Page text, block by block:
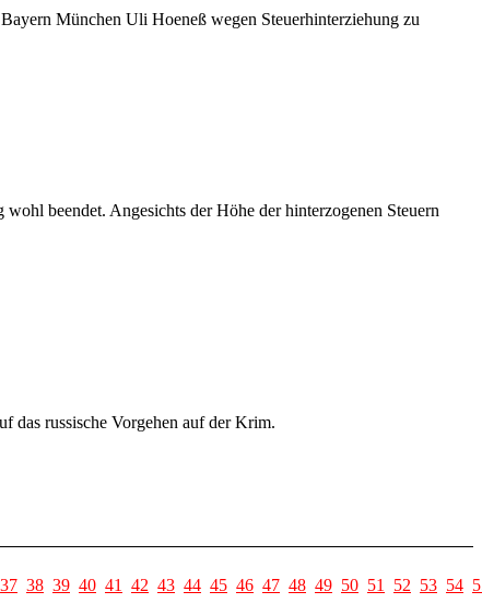
München Uli Hoeneß wegen Steuerhinterziehung zu
beendet. Angesichts der Höhe der hinterzogenen Steuern
das russische Vorgehen auf der Krim.
37 38 39 40 41 42 43 44 45 46 47 48 49 50 51 52 53 54